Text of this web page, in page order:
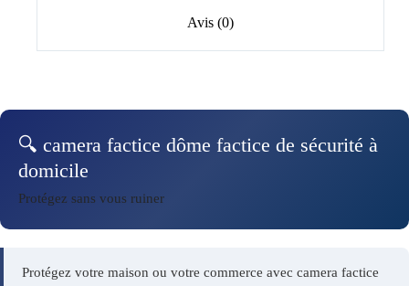
Avis (0)
🔍 camera factice dôme factice de sécurité à
domicile
Protégez sans vous ruiner
Protégez votre maison ou votre commerce avec camera factice